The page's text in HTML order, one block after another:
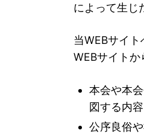
によって生じ
当WEBサイ
WEBサイトか
本会や本
図する内
公序良俗